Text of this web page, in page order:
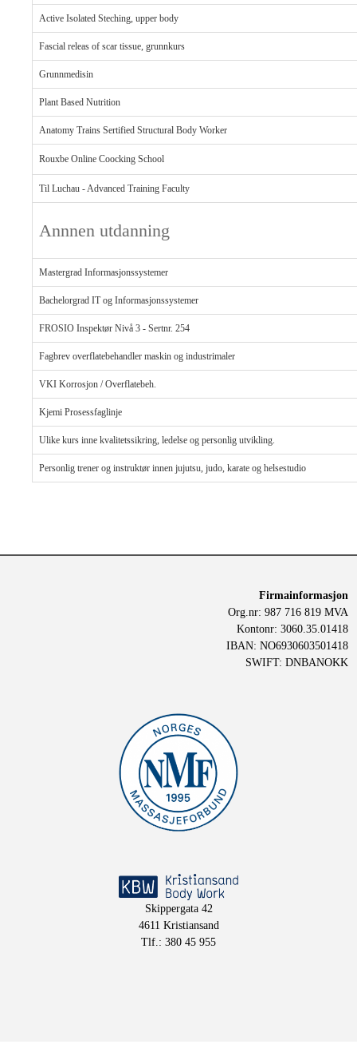
Active Isolated Steching, upper body
Fascial releas of scar tissue, grunnkurs
Grunnmedisin
Plant Based Nutrition
Anatomy Trains Sertified Structural Body Worker
Rouxbe Online Coocking School
Til Luchau - Advanced Training Faculty
Annnen utdanning
Mastergrad Informasjonssystemer
Bachelorgrad IT og Informasjonssystemer
FROSIO Inspektør Nivå 3 - Sertnr. 254
Fagbrev overflatebehandler maskin og industrimaler
VKI Korrosjon / Overflatebeh.
Kjemi Prosessfaglinje
Ulike kurs inne kvalitetssikring, ledelse og personlig utvikling.
Personlig trener og instruktør innen jujutsu, judo, karate og helsestudio
Firmainformasjon
Org.nr: 987 716 819 MVA
Kontonr: 3060.35.01418
IBAN: NO6930603501418
SWIFT: DNBANOKK
Skippergata 42
4611 Kristiansand
Tlf.: 380 45 955